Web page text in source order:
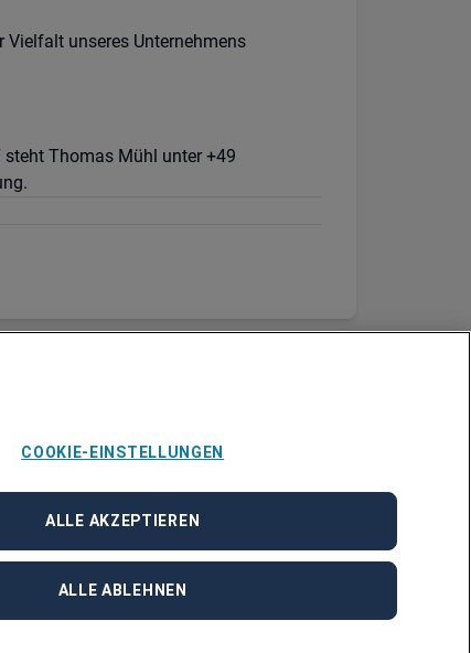
Vielfalt unseres Unternehmens
steht Thomas Mühl unter +49
COOKIE-EINSTELLUNGEN
ALLE ABLEHNEN
ALLE AKZEPTIEREN